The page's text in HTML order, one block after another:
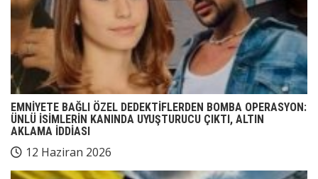
EMNİYETE BAĞLI ÖZEL DEDEKTİFLERDEN BOMBA OPERASYON:
ÜNLÜ İSİMLERİN KANINDA UYUŞTURUCU ÇIKTI, ALTIN
AKLAMA İDDİASI
12 Haziran 2026